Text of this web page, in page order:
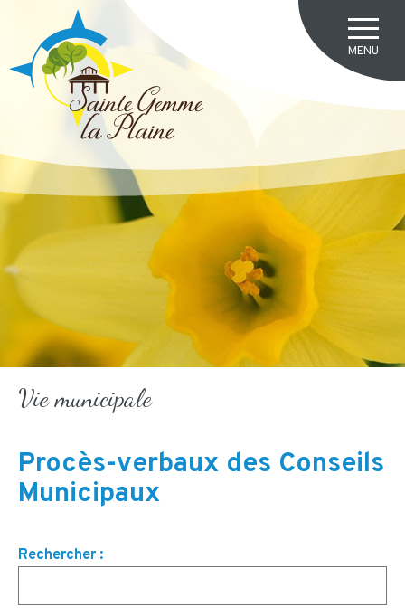
Vie municipale
Procès-verbaux des Conseils
Municipaux
Rechercher :